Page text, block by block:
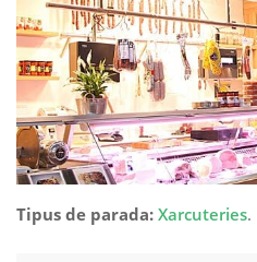
COMPRA ONLINE
CARRET DE LA COMPRA
Tipus de parada: Xarcuteries.